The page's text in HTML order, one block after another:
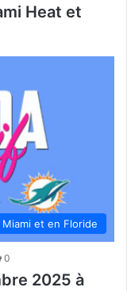
Heat et
et en Floride
0
2025 à